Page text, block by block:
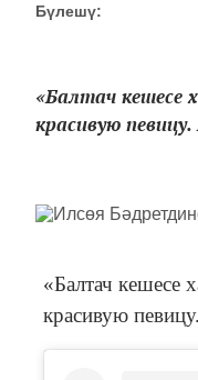
Бүлешү:
«Балтач кешесе
красивую
«Балтач кешесе
красивую